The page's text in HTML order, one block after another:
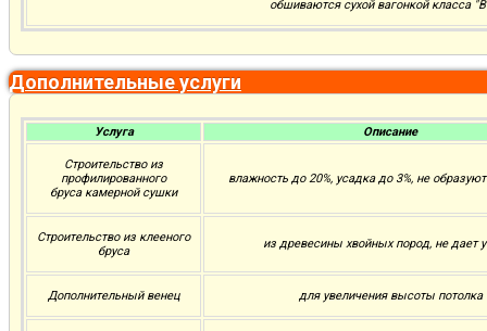
обшиваются сухой вагонкой класса
Дополнительные услуги
Услуга Описание
Строительство из
профилированного
бруса камерной сушки
влажность до 20%, усадка до 3%, не
Строительство из клееного
бруса
из древесины хвойных пород, не дает
Дополнительный венец для увеличения высоты потолка